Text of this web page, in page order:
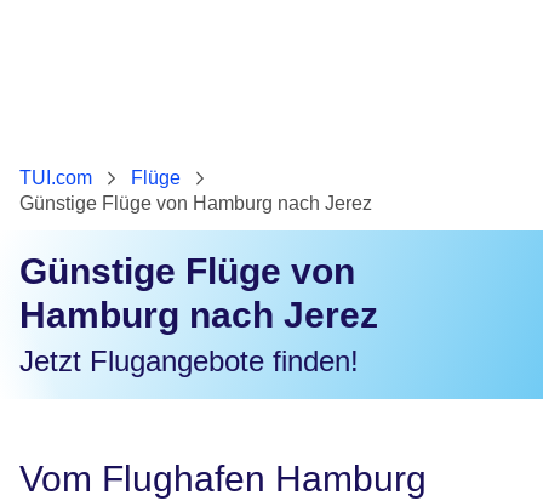
TUI.com
Flüge
Günstige Flüge von Hamburg nach Jerez
Günstige Flüge von
Hamburg nach Jerez
Jetzt Flugangebote finden!
Vom Flughafen Hamburg